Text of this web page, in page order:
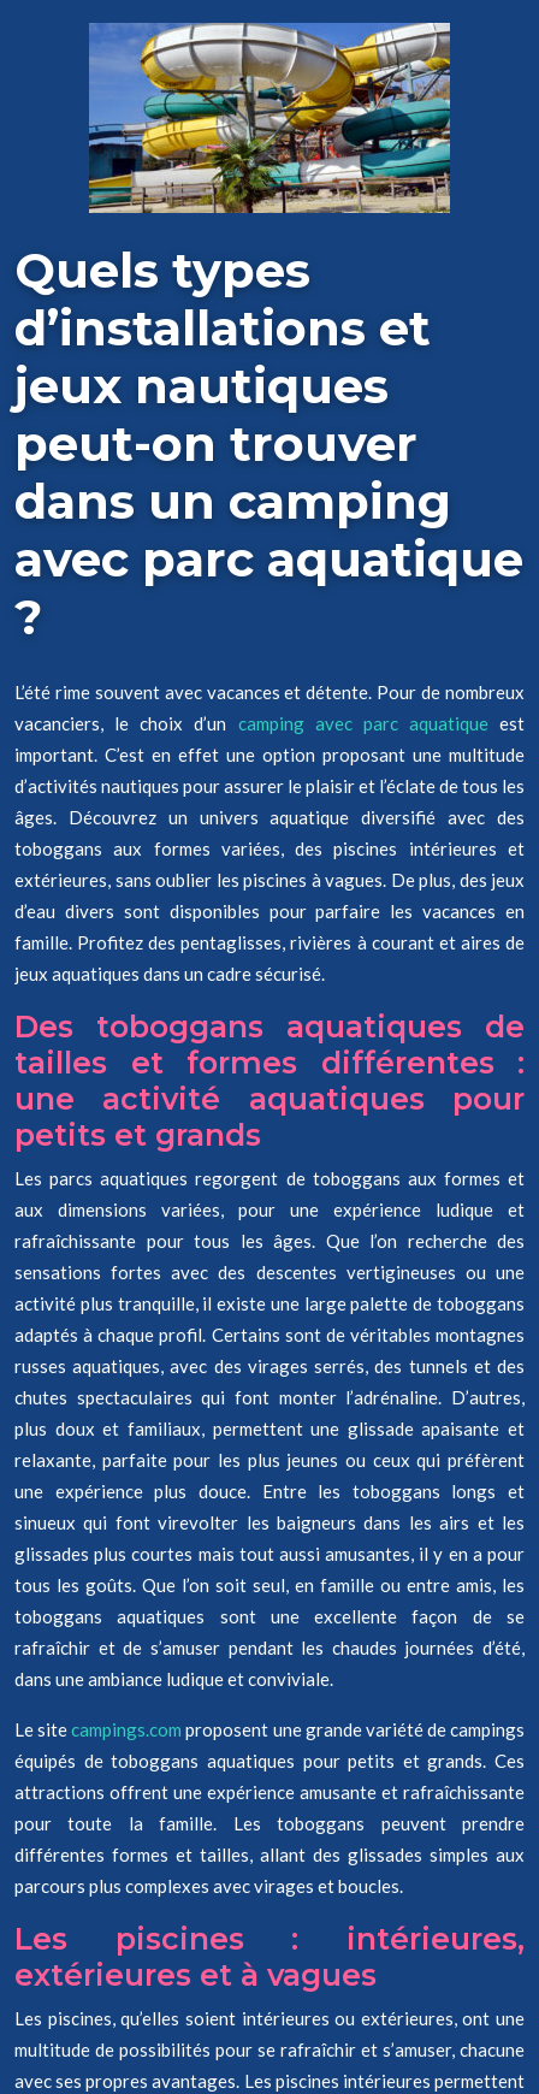
Quels types
d’installations et
jeux nautiques
peut-on trouver
dans un camping
avec parc aquatique
?
L’été rime souvent avec vacances et détente. Pour de nombreux
vacanciers, le choix d’un camping avec parc aquatiqueest
important. C’est en effet une option proposant une multitude
d’activités nautiques pour assurer le plaisir et l’éclate de tous les
âges. Découvrez un univers aquatique diversifié avec des
toboggans aux formes variées, des piscines intérieures et
extérieures, sans oublier les piscines à vagues. De plus, des jeux
d’eau divers sont disponibles pour parfaire les vacances en
famille. Profitez des pentaglisses, rivières à courant et aires de
jeux aquatiques dans un cadre sécurisé.
Des toboggans aquatiques de
tailles et formes différentes :
une activité aquatiques pour
petits et grands
Les parcs aquatiques regorgent de toboggans aux formes et
aux dimensions variées, pour une expérience ludique et
rafraîchissante pour tous les âges. Que l’on recherche des
sensations fortes avec des descentes vertigineuses ou une
activité plus tranquille, il existe une large palette de toboggans
adaptés à chaque profil. Certains sont de véritables montagnes
russes aquatiques, avec des virages serrés, des tunnels et des
chutes spectaculaires qui font monter l’adrénaline. D’autres,
plus doux et familiaux, permettent une glissade apaisante et
relaxante, parfaite pour les plus jeunes ou ceux qui préfèrent
une expérience plus douce. Entre les toboggans longs et
sinueux qui font virevolter les baigneurs dans les airs et les
glissades plus courtes mais tout aussi amusantes, il y en a pour
tous les goûts. Que l’on soit seul, en famille ou entre amis, les
toboggans aquatiques sont une excellente façon de se
rafraîchir et de s’amuser pendant les chaudes journées d’été,
dans une ambiance ludique et conviviale.
Le sitecampings.com proposent une grande variété de campings
équipés de toboggans aquatiques pour petits et grands. Ces
attractions offrent une expérience amusante et rafraîchissante
pour toute la famille. Les toboggans peuvent prendre
différentes formes et tailles, allant des glissades simples aux
parcours plus complexes avec virages et boucles.
Les piscines : intérieures,
extérieures et à vagues
Les piscines, qu’elles soient intérieures ou extérieures, ont une
multitude de possibilités pour se rafraîchir et s’amuser, chacune
avec ses propres avantages. Les piscines intérieures permettent